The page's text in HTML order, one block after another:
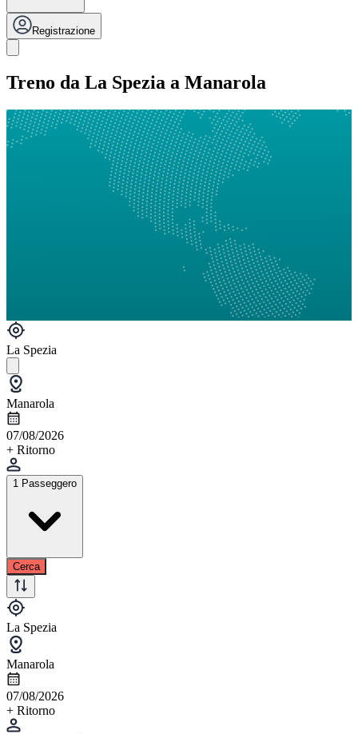
Registrazione
Treno da La Spezia a Manarola
La Spezia
Manarola
07/08/2026
+ Ritorno
1 Passeggero
Cerca
La Spezia
Manarola
07/08/2026
+ Ritorno